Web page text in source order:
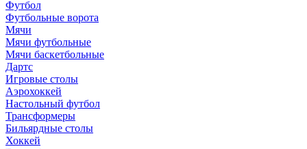
Футбол
Футбольные ворота
Мячи
Мячи футбольные
Мячи баскетбольные
Дартс
Игровые столы
Аэрохоккей
Настольный футбол
Трансформеры
Бильярдные столы
Хоккей